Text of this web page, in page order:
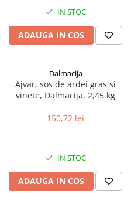
Spania / Cipru / Africa
Sare de mare din Oceanele Pacific
Sare de roca
Sare speciala
Specialitati din ulei
Terine si placinte
Uleiuri Premium
Prajitore paine
Gratare
IN STOC
ADAUGA IN COS
Dalmacija
Ajvar, sos de ardei gras si
vinete, Dalmacija, 2,45 kg
150,72 lei
IN STOC
ADAUGA IN COS